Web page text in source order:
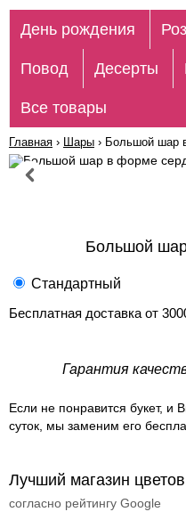
День рождения
Повод Десерты
Все товары
Главная › Шары › Большой шар
Большой
Стандартный
Бесплатная доставка от
Гарантия
Если не понравится букет, и
суток, мы заменим его
Лучший магазин
согласно рейтингу Google